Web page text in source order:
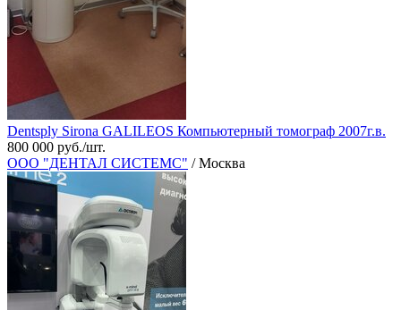
Dentsply Sirona GALILEOS Компьютерный томограф 2007г.в.
800 000 руб./шт.
ООО "ДЕНТАЛ СИСТЕМС" / Москва